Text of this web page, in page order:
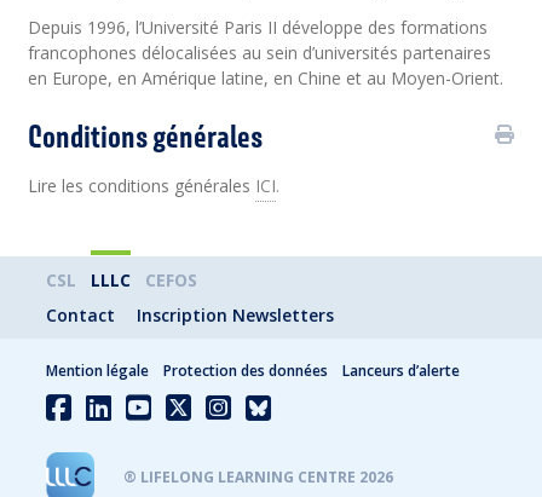
Depuis 1996, l’Université Paris II développe des formations
francophones délocalisées au sein d’universités partenaires
en Europe, en Amérique latine, en Chine et au Moyen-Orient.
Conditions générales
Lire les conditions générales ICI.
CSL LLLC
CEFOS
Contact
Inscription Newsletters
® LIFELONG LEARNING CENTRE 2026
Mention légale Protection des données Lanceurs d’alerte